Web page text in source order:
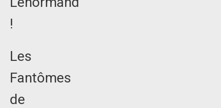
!
Les
Fantômes
de